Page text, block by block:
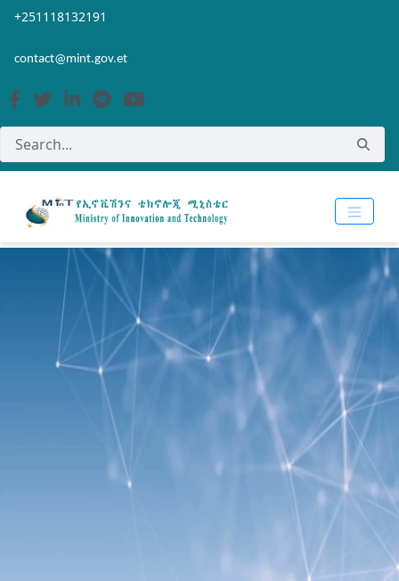
Skip to Main Content
Open Accessibility Menu
+251118132191
contact@mint.gov.et